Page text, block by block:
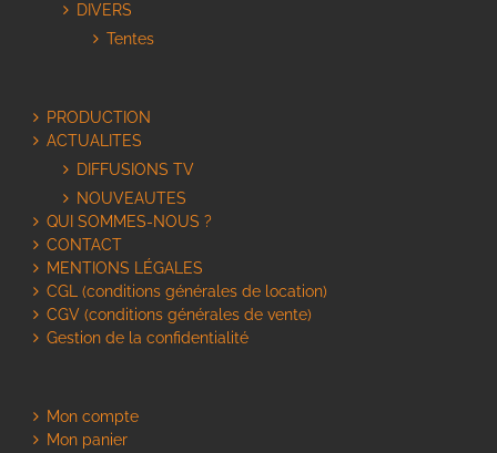
DIVERS
Tentes
PRODUCTION
ACTUALITES
DIFFUSIONS TV
NOUVEAUTES
QUI SOMMES-NOUS ?
CONTACT
MENTIONS LÉGALES
CGL (conditions générales de location)
CGV (conditions générales de vente)
Gestion de la confidentialité
Mon compte
Mon panier